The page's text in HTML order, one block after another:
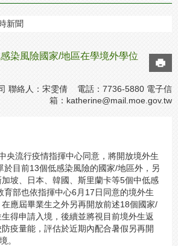
新聞
染風險國家/地區在學境外學位
聯絡人：宋雯倩 電話：7736-5880 電子信
箱： katherine@mail.moe.gov.tw
央流行疫情指揮中心同意，將開放境外生
於目前13個低感染風險的國家/地區外，另
坡、日本、韓國、斯里蘭卡等5個中低感
育部也依指揮中心6月17日同意的境外生
應屆畢業生之外另再開放前述18個國家/
得申請入境，後續並將視目前境外生返
疫量能，評估於近期內配合暑假另再開
。